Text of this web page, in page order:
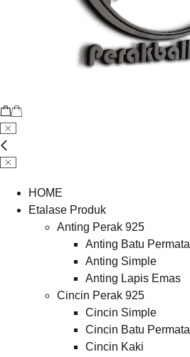
HOME
Etalase Produk
Anting Perak 925
Anting Batu Permata
Anting Simple
Anting Lapis Emas
Cincin Perak 925
Cincin Simple
Cincin Batu Permata
Cincin Kaki